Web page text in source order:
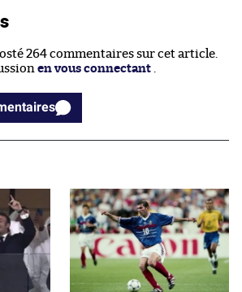
264 commentaires sur cet article.
en vous connectant
commentaires